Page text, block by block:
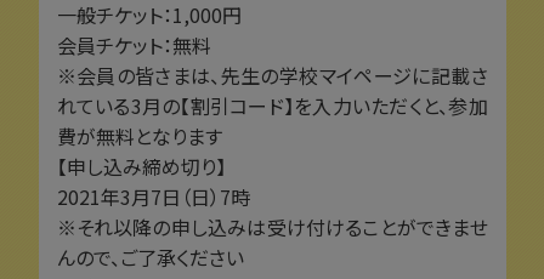
一般チケット：1,000円
会員チケット：無料
※会員の皆さまは、先生の学校マイページに記載さ
れている3月の【割引コード】を入力いただくと、参加
費が無料となります
【申し込み締め切り】
2021年3月7日（日）7時
※それ以降の申し込みは受け付けることができませ
んので、ご了承ください